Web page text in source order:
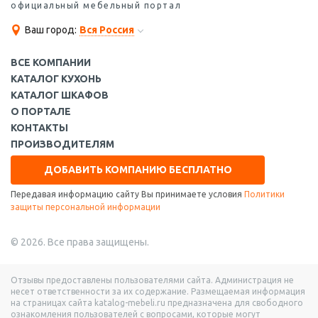
официальный мебельный портал
Ваш город: Вся Россия
ВСЕ КОМПАНИИ
КАТАЛОГ КУХОНЬ
КАТАЛОГ ШКАФОВ
О ПОРТАЛЕ
КОНТАКТЫ
ПРОИЗВОДИТЕЛЯМ
ДОБАВИТЬ КОМПАНИЮ БЕСПЛАТНО
Передавая информацию сайту Вы принимаете условия Политики
защиты персональной информации
© 2026. Все права защищены.
Отзывы предоставлены пользователями сайта. Администрация не
несет ответственности за их содержание. Размещаемая информация
на страницах сайта katalog-mebeli.ru предназначена для свободного
ознакомления пользователей с вопросами, которые могут